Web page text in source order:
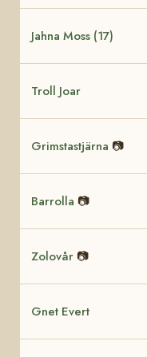
Jahna Moss (17)
Troll Joar
Grimstastjärna 📷
Barrolla 📷
Zolovår 📷
Gnet Evert